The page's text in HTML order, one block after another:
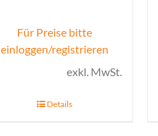
Für Preise bitte
einloggen/registrieren
exkl. MwSt.
Details